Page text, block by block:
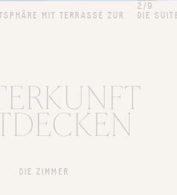
MIT TERRASSE ZUR
2/9
DIE
DIE ZIMMER